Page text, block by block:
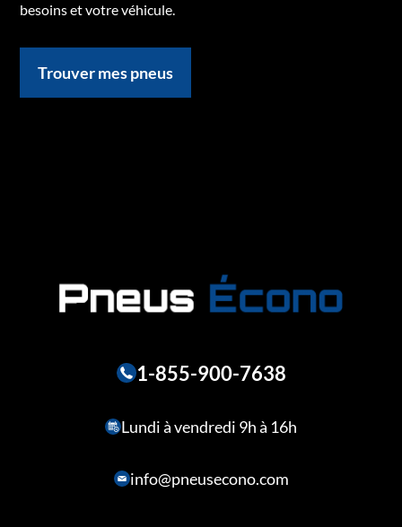
besoins et votre véhicule.
Trouver mes pneus
1-855-900-7638
Lundi à vendredi 9h à 16h
info@pneusecono.com